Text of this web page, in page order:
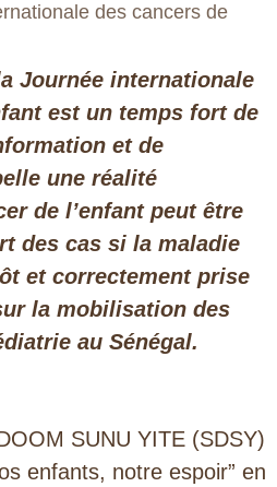
des cancers de
Journée internationale
est un temps fort de
et de
une réalité
de l’enfant peut être
des cas si la maladie
et correctement prise
la mobilisation des
au Sénégal.
SUNU YITE (SDSY)
enfants, notre espoir” en